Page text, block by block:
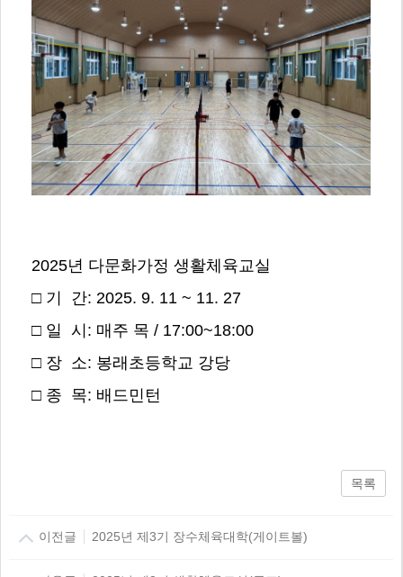
2025년 다문화가정 생활체육교실
□ 기 간: 2025. 9. 11 ~ 11. 27
□ 일 시: 매주 목 / 17:00~18:00
□ 장 소: 봉래초등학교 강당
□ 종 목: 배드민턴
목록
이전글 2025년 제3기 장수체육대학(게이트볼)